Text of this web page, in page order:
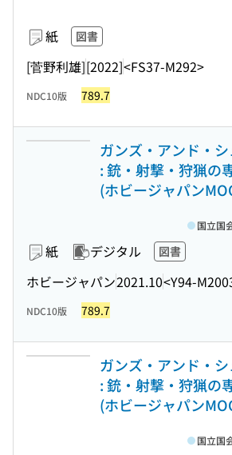
紙 図書
[菅野利雄][2022]<FS37-M292>
NDC10版 789.7
ガンズ・アンド・
: 銃・射撃・狩猟の
(ホビージャパン
紙 デジタル 図書
ホビージャパン2021.10<Y94-
国立国
NDC10版 789.7
ガンズ・アンド・
: 銃・射撃・狩猟の
(ホビージャパン
国立国